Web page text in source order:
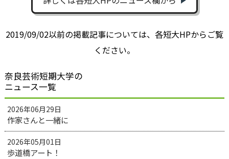
2019/09/02以前の掲載記事については、各短大HPからご覧
ください。
奈良芸術短期大学の
ニュース一覧
2026年06月29日
作家さんと一緒に
2026年05月01日
歩道橋アート！